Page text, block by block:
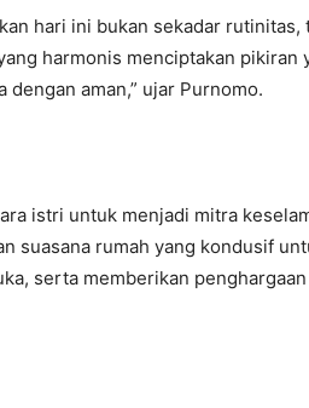
hari ini bukan sekadar rutinitas,
harmonis menciptakan pikiran
aman,” ujar Purnomo.
istri untuk menjadi mitra
suasana rumah yang kondusif
serta memberikan